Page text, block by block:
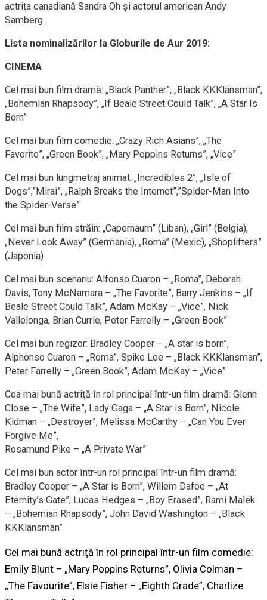
actriţa canadiană Sandra Oh şi actorul american Andy
Samberg.
Lista nominalizărilor la Globurile de Aur 2019:
CINEMA
Cel mai bun film dramă: „Black Panther”, „Black KKKlansman”,
„Bohemian Rhapsody”, „If Beale Street Could Talk”, „A Star Is
Born”
Cel mai bun film comedie: „Crazy Rich Asians”, „The
Favorite”, „Green Book”, „Mary Poppins Returns”, „Vice”
Cel mai bun lungmetraj animat: „Incredibles 2”, „Isle of
Dogs”,”Mirai”, „Ralph Breaks the Internet”,”Spider-Man Into
the Spider-Verse”
Cel mai bun film străin: „Capernaum” (Liban), „Girl” (Belgia),
„Never Look Away” (Germania), „Roma” (Mexic), „Shoplifters”
(Japonia)
Cel mai bun scenariu: Alfonso Cuaron – „Roma”, Deborah
Davis, Tony McNamara – „The Favorite”, Barry Jenkins – „If
Beale Street Could Talk”, Adam McKay – „Vice”, Nick
Vallelonga, Brian Currie, Peter Farrelly – „Green Book”
Cel mai bun regizor: Bradley Cooper – „A star is born”,
Alphonso Cuaron – „Roma”, Spike Lee – „Black KKKlansman”,
Peter Farrelly – „Green Book”, Adam McKay – „Vice”
Cea mai bună actriţă în rol principal într-un film dramă: Glenn
Close – „The Wife”, Lady Gaga – „A Star is Born”, Nicole
Kidman – „Destroyer”, Melissa McCarthy – „Can You Ever
Forgive Me”,
Rosamund Pike – „A Private War”
Cel mai bun actor într-un rol principal într-un film dramă:
Bradley Cooper – „A Star is Born”, Willem Dafoe – „At
Eternity’s Gate”, Lucas Hedges – „Boy Erased”, Rami Malek
– „Bohemian Rhapsody”, John David Washington – „Black
KKKlansman”
Cel mai bună actriţă în rol principal într-un film comedie:
Emily Blunt – „Mary Poppins Returns”, Olivia Colman –
„The Favourite”, Elsie Fisher – „Eighth Grade”, Charlize